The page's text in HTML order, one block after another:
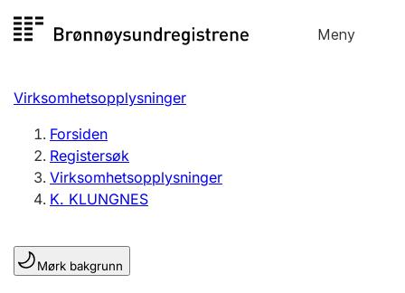
til
Meny
Registersøk
Aksjeselskap
Enkeltpersonforetak
Registrere, endre, slette
Lag og forening
Virksomhetsopplysninger
Forsiden
Registersøk
Virksomhetsopplysninger
K. KLUNGNES
Mørk bakgrunn